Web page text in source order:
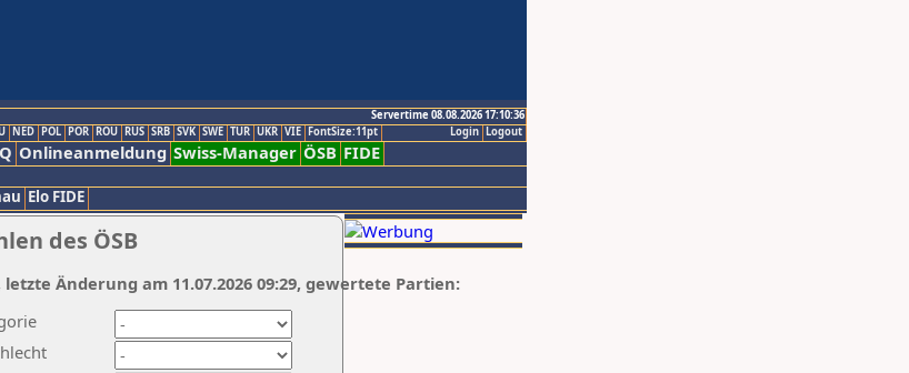
Servertime 08.08.2026 17:10:36
Logout
Login
NED POL POR ROU RUS SRB SVK SWE TUR UKR VIE FontSize:11pt
Onlineanmeldung Swiss-Manager ÖSB FIDE
Elo FIDE
des ÖSB
letzte Änderung am 11.07.2026 09:29, gewertete Partien: